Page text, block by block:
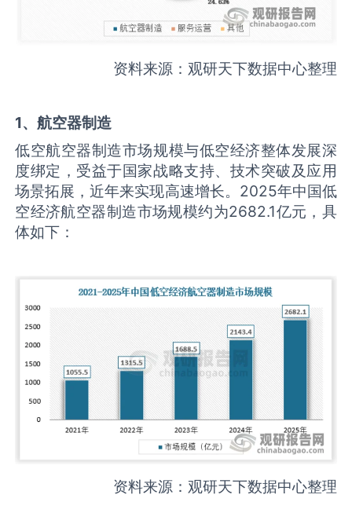
资料来源：观研天下数据中心整理
1、航空器制造
低空航空器制造市场规模与低空经济整体发展深
度绑定，受益于国家战略支持、技术突破及应用
场景拓展，近年来实现高速增长。2025年中国低
空经济航空器制造市场规模约为2682.1亿元，具
体如下：
资料来源：观研天下数据中心整理